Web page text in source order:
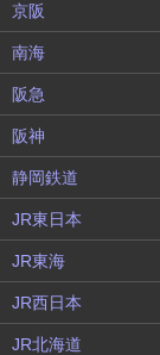
京阪
南海
阪急
阪神
静岡鉄道
JR東日本
JR東海
JR西日本
JR北海道